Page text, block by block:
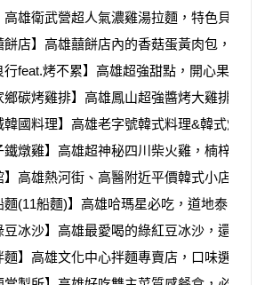
高雄衛武營超人氣濃雞湯拉麵，特色貝塩
餅店】高雄囍餅店內的香菇蛋黃肉包，在
行feat.烤不累】高雄超強甜點，開心果布蕾
鄉碳烤雞排】高雄鳳山超強醬烤大雞排，
韓國料理】高雄老字號韓式料理&韓式燒肉
鐵燉雞】高雄超神秘四川柴火雞，楠梓高
】高雄熱河街、高醫附近平價韓式小店，
麵(11船麵)】高雄哈瑪星必吃，道地泰國船
豆冰沙】高雄最愛喝的綠紅豆冰沙，還可
麵】高雄文化中心拌麵專賣店，口味選擇